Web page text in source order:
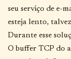
seu serviço de e-
esteja lento,
Durante esse
O buffer TCP do